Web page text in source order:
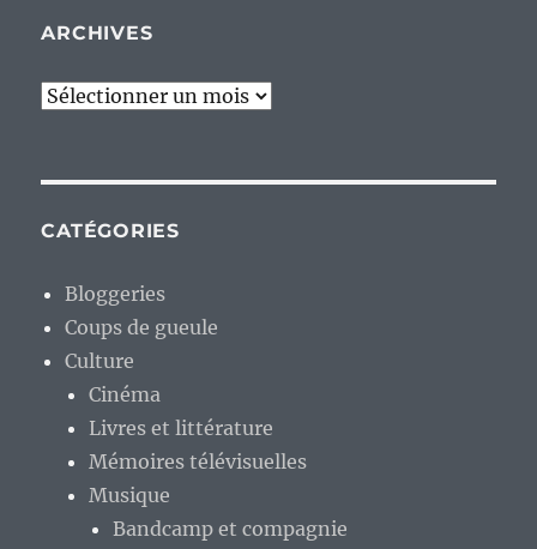
ARCHIVES
Archives
CATÉGORIES
Bloggeries
Coups de gueule
Culture
Cinéma
Livres et littérature
Mémoires télévisuelles
Musique
Bandcamp et compagnie